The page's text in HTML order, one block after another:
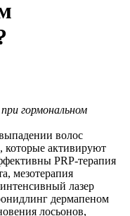
гормональном
волос
которые активируют
PRP-терапия
мезотерапия
лазер
дермапеном
лосьонов,